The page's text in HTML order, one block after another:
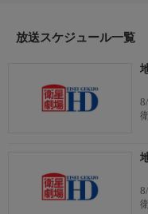
澤登翠、伊沢一郎、
江戸時代末期、奥州福島
利貸しで豪農の弥左衛門
一味がこの豪農一家を襲
組織した。黒雲一味は、
二くせもある悪人達だっ
に米沢藩領内に逃走を図
放送スケジュール一覧